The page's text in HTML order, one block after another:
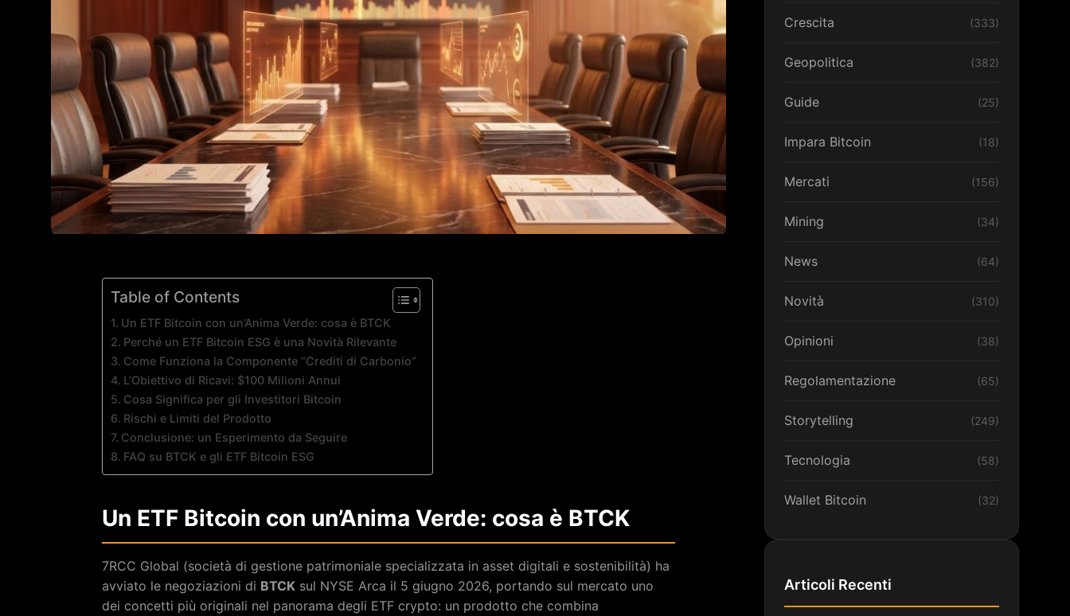
Table of Contents
Un ETF Bitcoin con un’Anima Verde: cosa è BTCK
Perché un ETF Bitcoin ESG è una Novità Rilevante
Come Funziona la Componente “Crediti di Carbonio”
L’Obiettivo di Ricavi: $100 Milioni Annui
Cosa Significa per gli Investitori Bitcoin
Rischi e Limiti del Prodotto
Conclusione: un Esperimento da Seguire
FAQ su BTCK e gli ETF Bitcoin ESG
Un ETF Bitcoin con un’Anima Verde: cosa è BTCK
7RCC Global (società di gestione patrimoniale specializzata in asset digitali e sostenibilità) ha
avviato le negoziazioni di BTCK sul NYSE Arca il 5 giugno 2026, portando sul mercato uno
dei concetti più originali nel panorama degli ETF crypto: un prodotto che combina
Crescita (333)
Geopolitica (382)
Guide (25)
Impara Bitcoin (18)
Mercati (156)
Mining (34)
News (64)
Novità (310)
Opinioni (38)
Regolamentazione (65)
Storytelling (249)
Tecnologia (58)
Wallet Bitcoin (32)
Articoli Recenti